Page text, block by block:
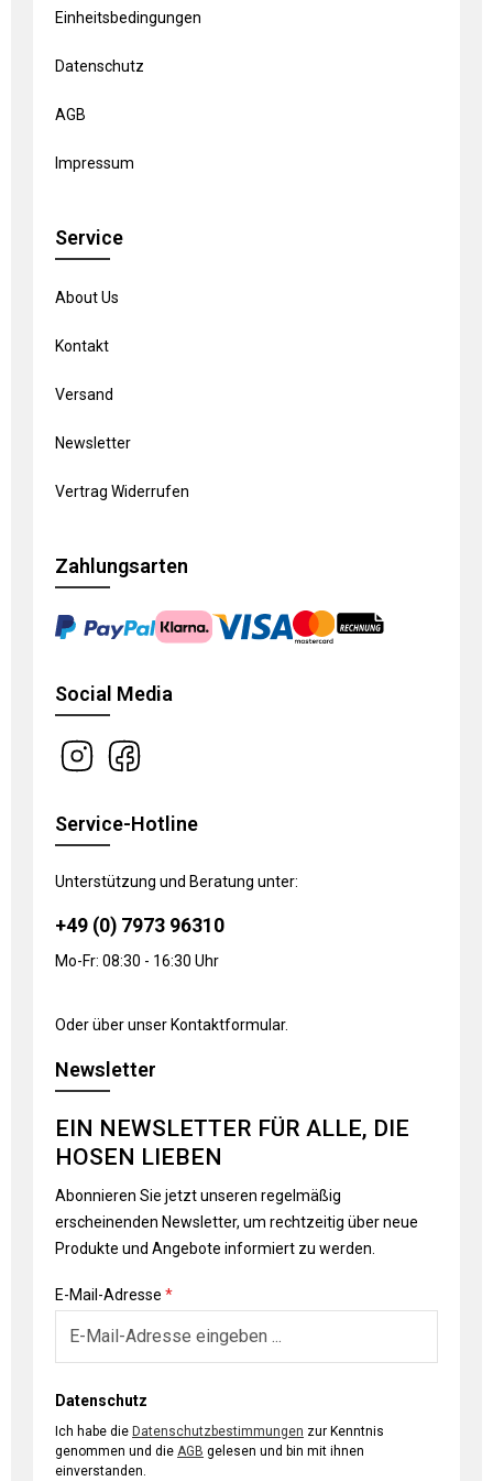
Einheitsbedingungen
Datenschutz
AGB
Impressum
Service
About Us
Kontakt
Versand
Newsletter
Vertrag Widerrufen
Zahlungsarten
Social Media
Service-Hotline
Unterstützung und Beratung unter:
+49 (0) 7973 96310
Mo-Fr: 08:30 - 16:30 Uhr
Oder über unser Kontaktformular.
Newsletter
EIN NEWSLETTER FÜR ALLE, DIE
HOSEN LIEBEN
Abonnieren Sie jetzt unseren regelmäßig
erscheinenden Newsletter, um rechtzeitig über neue
Produkte und Angebote informiert zu werden.
E-Mail-Adresse *
Datenschutz
Ich habe die Datenschutzbestimmungen
genommen und die AGB
einverstanden.